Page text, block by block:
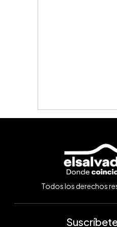
Todos los derechos